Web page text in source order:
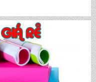
5015
5014